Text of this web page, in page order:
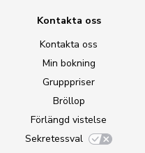
Kontakta oss
Kontakta oss
Min bokning
Grupppriser
Bröllop
Förlängd vistelse
Sekretessval